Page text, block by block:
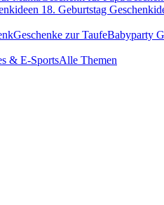
18. Geburtstag
Geschenke zur TaufeBabyparty
& E-SportsAlle Themen